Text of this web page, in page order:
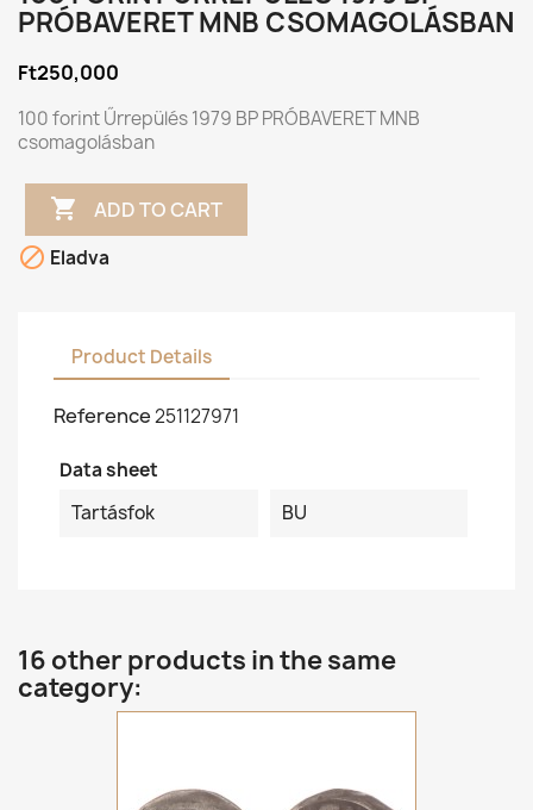
PRÓBAVERET MNB CSOMAGOLÁSBAN
Ft250,000
100 forint Űrrepülés 1979 BP PRÓBAVERET MNB
csomagolásban
 ADD TO CART
 Eladva
Product Details
Reference251127971
Data sheet
Tartásfok
BU
16 other products in the same
category: